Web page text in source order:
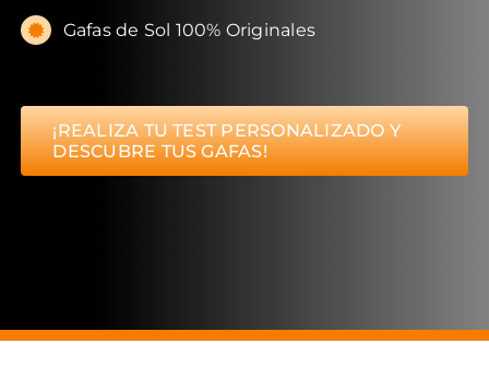
Gafas de Sol 100% Originales
¡REALIZA TU TEST PERSONALIZADO Y
DESCUBRE TUS GAFAS!